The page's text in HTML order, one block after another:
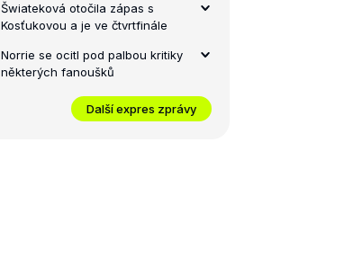
Šwiateková otočila zápas s
Kosťukovou a je ve čtvrtfinále
Norrie se ocitl pod palbou kritiky
některých fanoušků
Další expres zprávy